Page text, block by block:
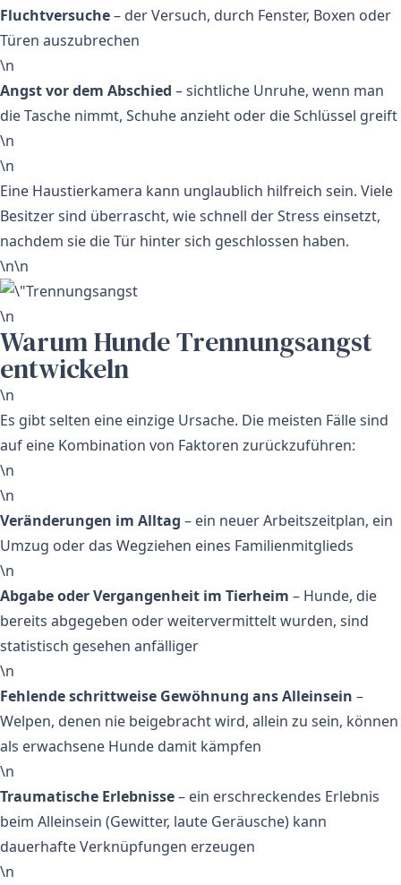
Fluchtversuche– der Versuch, durch Fenster, Boxen oder
Türen auszubrechen
\n
Angst vor dem Abschied – sichtliche Unruhe, wenn man
die Tasche nimmt, Schuhe anzieht oder die Schlüssel greift
\n
\n
Eine Haustierkamera kann unglaublich hilfreich sein. Viele
Besitzer sind überrascht, wie schnell der Stress einsetzt,
nachdem sie die Tür hinter sich geschlossen haben.
\n\n
\n
Warum Hunde Trennungsangst
entwickeln
\n
Es gibt selten eine einzige Ursache. Die meisten Fälle sind
auf eine Kombination von Faktoren zurückzuführen:
\n
\n
Veränderungen im Alltag – ein neuer Arbeitszeitplan, ein
Umzug oder das Wegziehen eines Familienmitglieds
\n
Abgabe oder Vergangenheit im Tierheim – Hunde, die
bereits abgegeben oder weitervermittelt wurden, sind
statistisch gesehen anfälliger
\n
Fehlende schrittweise Gewöhnung ans Alleinsein –
Welpen, denen nie beigebracht wird, allein zu sein, können
als erwachsene Hunde damit kämpfen
\n
Traumatische Erlebnisse– ein erschreckendes Erlebnis
beim Alleinsein (Gewitter, laute Geräusche) kann
dauerhafte Verknüpfungen erzeugen
\n